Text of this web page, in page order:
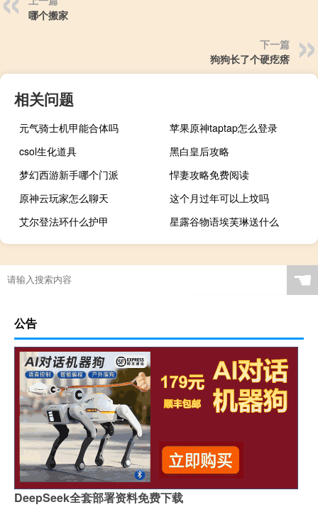
哪个搬家
下一篇
狗狗长了个硬疙瘩
相关问题
元气骑士机甲能合体吗
苹果原神taptap怎么登录
csol生化道具
黑白皇后攻略
梦幻西游新手哪个门派
悍妻攻略免费阅读
原神云玩家怎么聊天
这个月过年可以上坟吗
艾尔登法环什么护甲
星露谷物语埃芙琳送什么
☚
公告
DeepSeek全套部署资料免费下载